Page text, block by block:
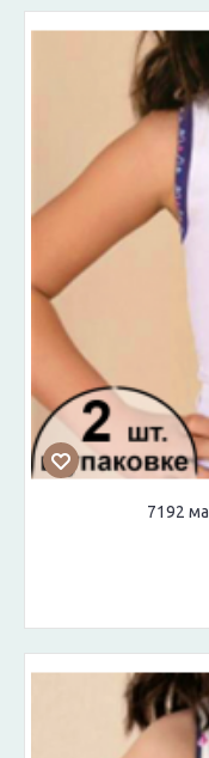
7192